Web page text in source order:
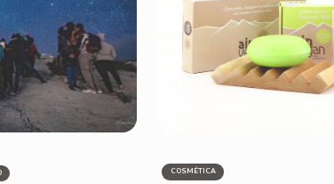
COSMÉTICA